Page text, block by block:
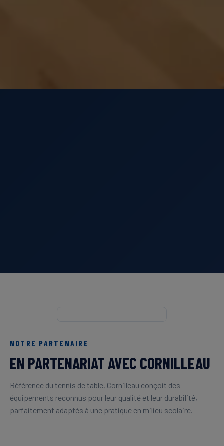
NOTRE PARTENAIRE
EN PARTENARIAT AVEC CORNILLEAU
Référence du tennis de table, Cornilleau conçoit des
équipements reconnus pour leur qualité et leur durabilité,
parfaitement adaptés à une pratique en milieu scolaire.